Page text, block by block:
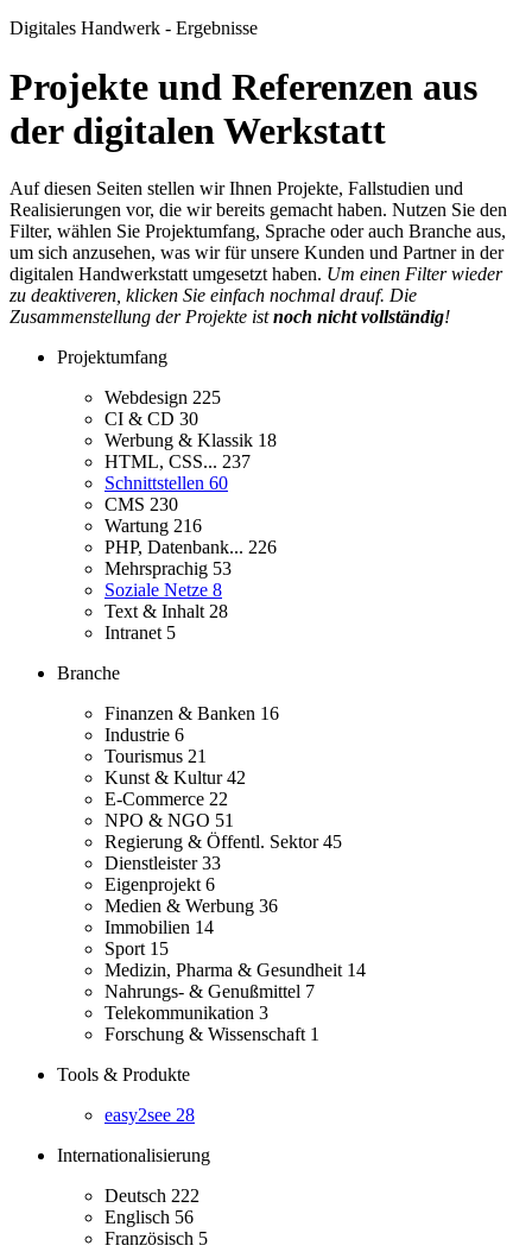
Digitales Handwerk - Ergebnisse
Projekte und Referenzen aus
der digitalen Werkstatt
Auf diesen Seiten stellen wir Ihnen Projekte, Fallstudien und
Realisierungen vor, die wir bereits gemacht haben. Nutzen Sie den
Filter, wählen Sie Projektumfang, Sprache oder auch Branche aus,
um sich anzusehen, was wir für unsere Kunden und Partner in der
digitalen Handwerkstatt umgesetzt haben. Um einen Filter wieder
zu deaktiveren, klicken Sie einfach nochmal drauf. Die
Zusammenstellung der Projekte istnoch nicht vollständig!
Projektumfang
Webdesign 225
CI & CD 30
Werbung & Klassik 18
HTML, CSS... 237
Schnittstellen 60
CMS 230
Wartung 216
PHP, Datenbank... 226
Mehrsprachig 53
Soziale Netze 8
Text & Inhalt 28
Intranet 5
Branche
Finanzen & Banken 16
Industrie 6
Tourismus 21
Kunst & Kultur42
E-Commerce 22
NPO & NGO 51
Regierung & Öffentl. Sektor45
Dienstleister33
Eigenprojekt 6
Medien & Werbung 36
Immobilien 14
Sport 15
Medizin, Pharma & Gesundheit 14
Nahrungs- & Genußmittel 7
Telekommunikation 3
Forschung & Wissenschaft 1
Tools & Produkte
easy2see 28
Internationalisierung
Deutsch 222
Englisch 56
Französisch 5